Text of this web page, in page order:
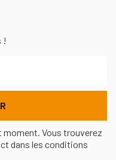
!
Vous trouverez
dans les conditions